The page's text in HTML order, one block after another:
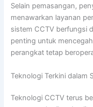
Selain pemasangan,
menawarkan layanan
sistem CCTV berfungsi
penting untuk
perangkat tetap
Teknologi Terkini dalam
Teknologi CCTV terus